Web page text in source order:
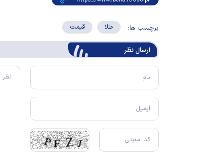
برچسب ها: طلا قیمت
ارسال‌ نظر